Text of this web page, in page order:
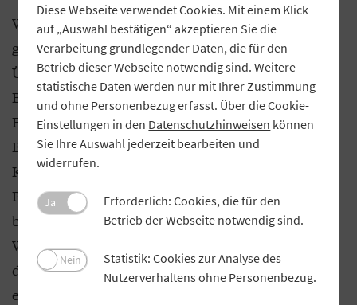
Werden Kryptowährungen im Betriebsvermögen
gehalten, sind die Regelungen der Einnahme-
Überschussrechnung beziehungsweise der
Bilanzierung anzuwenden. Erträge aus der
Erzeugung der Bitcoins unterliegen ebenso der
Besteuerung wie die Realisierung von
Kursgewinnen aus dem Handel. Im Gegensatz zum
Privatvermögen sind hierbei keine Haltefristen zu
beachten. Sollte im Zusammenhang mit virtuellen
Währungen ein Verlust entstehen (zum Beispiel
durch einen Hackerangriff, einen Diebstahl oder
einen selbst verursachten Datenverlust), ist dieser
Diese Webseite verwendet Cookies. Mit einem Klick
auf „Auswahl bestätigen“ akzeptieren Sie die
Verarbeitung grundlegender Daten, die für den
Betrieb dieser Webseite notwendig sind. Weitere
statistische Daten werden nur mit Ihrer Zustimmung
und ohne Personenbezug erfasst. Über die Cookie-
Einstellungen in den Datenschutzhinweisen können
Sie Ihre Auswahl jederzeit bearbeiten und
widerrufen.
Ja
Erforderlich: Cookies, die für den
Betrieb der Webseite notwendig sind.
Nein
Statistik: Cookies zur Analyse des
Nutzerverhaltens ohne Personenbezug.